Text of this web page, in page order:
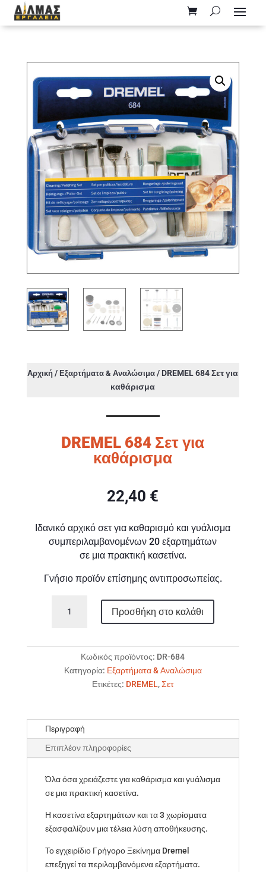
Αρχική / Εξαρτήματα & Αναλώσιμα / DREMEL 684 Σετ για
καθάρισμα
DREMEL 684 Σετ για
καθάρισμα
22,40 €
Ιδανικό αρχικό σετ για καθαρισμό και γυάλισμα
συμπεριλαμβανομένων 20 εξαρτημάτων
σε μια πρακτική κασετίνα.
Γνήσιο προϊόν επίσημης αντιπροσωπείας.
καθάρισμα
ποσότητα
Προσθήκη στο καλάθι
Κωδικός προϊόντος: DR-684
Κατηγορία: Εξαρτήματα & Αναλώσιμα
Ετικέτες: DREMEL,Σετ
Περιγραφή
Επιπλέον πληροφορίες
Όλα όσα χρειάζεστε για καθάρισμα και γυάλισμα
σε μια πρακτική κασετίνα.
Η κασετίνα εξαρτημάτων και τα 3 χωρίσματα
εξασφαλίζουν μια τέλεια λύση αποθήκευσης.
Το εγχειρίδιο Γρήγορο Ξεκίνημα Dremel
επεξηγεί τα περιλαμβανόμενα εξαρτήματα.